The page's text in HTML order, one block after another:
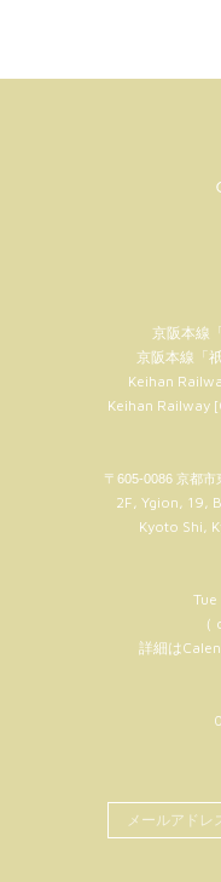
京阪本線
京阪本線「
Keihan
Keihan Railway
〒605-0086 京都市
2F, Ygion, 19,
Kyoto Shi,
詳細は